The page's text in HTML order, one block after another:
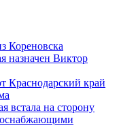
Кореновска
назначен Виктор
Краснодарский край
встала на сторону